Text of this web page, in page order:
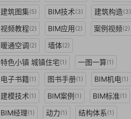
建筑图集(5) BIM技术(3) 建筑构造(3)
视频教程(2) BIM应用(2) 案例视频(2)
暖通空调(2) 墙体(2)
特色小镇 城镇住宅(1) 一图一算(1)
电子书籍(1) 图书手册(1) BIM机电(1)
建模技术(1) BIM案例(1) BIM标准(1)
BIM经理(1) 动力(1) 结构体系(1)